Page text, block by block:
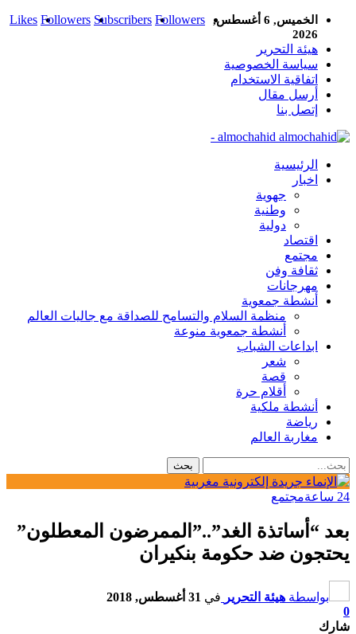
Likes Followers Subscribers Followers
الخميس, 6 أغسطس,
2026
هيئة التحرير
سياسة الخصوصية
اتفاقية الاستخدام
أرسل مقال
إتصل بنا
almochahid -
الرئيسية
اخبار
جهوية
وطنية
دولية
اقتصاد
مجتمع
ثقافة وفن
مهرجانات
أنشطة جمعوية
منظمة السلام والتسامح للصداقة مع جاليات العالم
أنشطة جمعوية منوعة
ابداعات الشباب
شعر
قصة
أقلام حرة
أنشطة ملكية
رياضة
مغاربة العالم
24 ساعة مجتمع
بعد “أساتذة الغد”..”الممرضون المعطلون”
يحتجون ضد حكومة بنكيران
بواسطة هيئة التحرير في 31 أغسطس, 2018
0
شارك